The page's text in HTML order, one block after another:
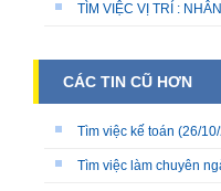
TÌM VIỆC VỊ TRÍ :
CÁC TIN CŨ HƠN
Tìm việc kế toán (26/
Tìm việc làm chuyên